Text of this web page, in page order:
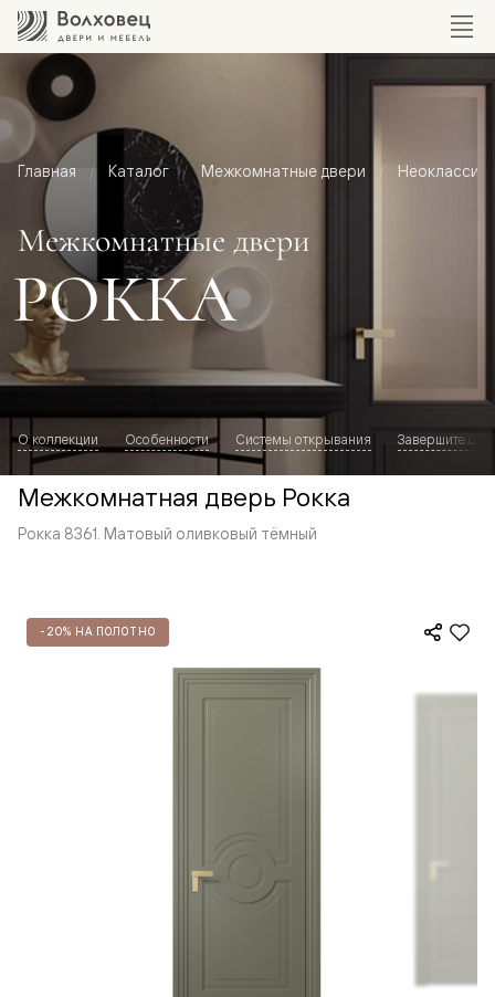
Главная Каталог Межкомнатные двери Неоклассика
Межкомнатные двери
РОККА
О коллекции Особенности Системы открывания Завершите
Межкомнатная дверь Рокка
Рокка 8361. Матовый оливковый тёмный
-20% НА ПОЛОТНО